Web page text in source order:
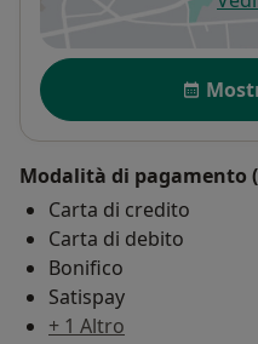
Disponibilità
Modalità di pagamento
Carta di credito
Carta di debito
Bonifico
Satispay
+ 1 Altro